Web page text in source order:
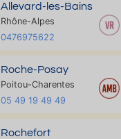
Allevard-les-Bains
Rhône-Alpes
0476975622
Roche-Posay
Poitou-Charentes
05 49 19 49 49
Rochefort